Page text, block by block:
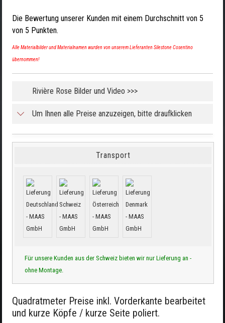
Die Bewertung unserer Kunden mit einem Durchschnitt von 5
von 5 Punkten.
Alle Materialbilder und Materialnamen wurden von unserem Lieferanten Silestone Cosentino
übernommen!
Rivière Rose Bilder und Video >>>
Um Ihnen alle Preise anzuzeigen, bitte draufklicken
Transport
Für unsere Kunden aus der Schweiz bieten wir nur Lieferung an -
ohne Montage.
Quadratmeter Preise inkl. Vorderkante bearbeitet
und kurze Köpfe / kurze Seite poliert.